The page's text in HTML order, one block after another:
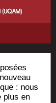
: nous
plus en